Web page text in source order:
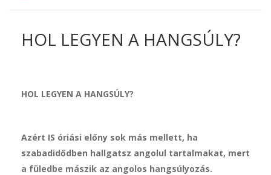
HOL LEGYEN A HANGSÚLY?
HOL LEGYEN A HANGSÚLY?
Azért IS óriási előny sok más mellett, ha
szabadidődben hallgatsz angolul tartalmakat, mert
a füledbe mászik az angolos hangsúlyozás.